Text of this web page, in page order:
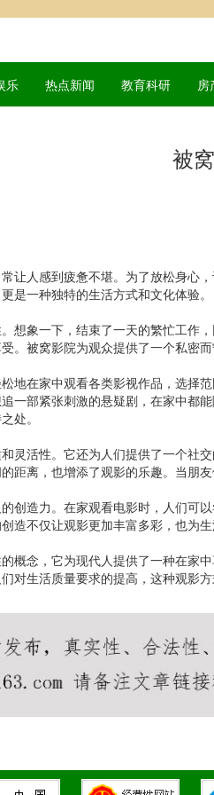
乐 热点新闻 教育科研 房
被
让人感到疲惫不堪。为了放松身心
是一种独特的生活方式和文化体验。
想象一下，结束了一天的繁忙工作
。被窝影院为观众提供了一个私密
地在家中观看各类影视作品，选择
一部紧张刺激的悬疑剧，在家中都
处。
灵活性。它还为人们提供了一个社
距离，也增添了观影的乐趣。当朋
创造力。在家观看电影时，人们可
造不仅让观影更加丰富多彩，也为生
概念，它为现代人提供了一种在家
对生活质量要求的提高，这种观影